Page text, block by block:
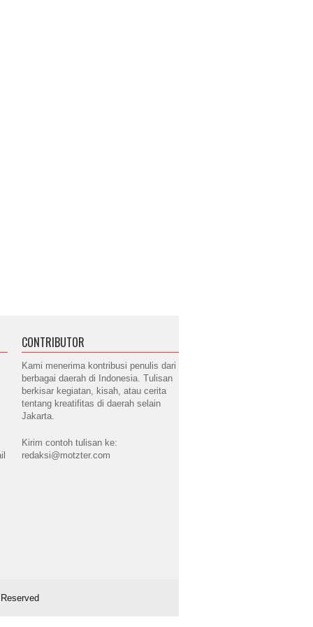
CONTRIBUTOR
Kami menerima kontribusi penulis dari
berbagai daerah di Indonesia. Tulisan
berkisar kegiatan, kisah, atau cerita
tentang kreatifitas di daerah selain
Jakarta.
Kirim contoh tulisan ke:
redaksi@motzter.com